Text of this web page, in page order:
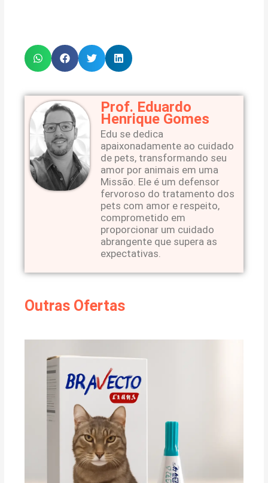
Prof. Eduardo
Henrique Gomes
Edu se dedica
apaixonadamente ao cuidado
de pets, transformando seu
amor por animais em uma
Missão. Ele é um defensor
fervoroso do tratamento dos
pets com amor e respeito,
comprometido em
proporcionar um cuidado
abrangente que supera as
expectativas.
Outras Ofertas